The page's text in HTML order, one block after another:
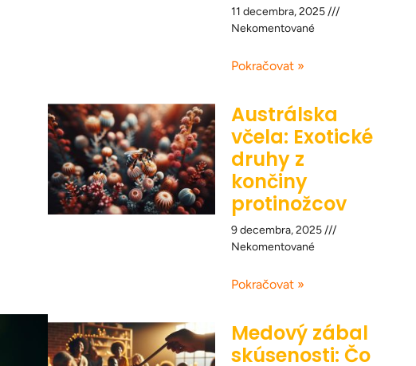
11 decembra, 2025
Nekomentované
Pokračovat »
Austrálska
včela: Exotické
druhy z
končiny
protinožcov
9 decembra, 2025
Nekomentované
Pokračovat »
Medový zábal
skúsenosti: Čo